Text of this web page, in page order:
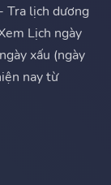
Tra lịch dương
Lịch ngày
xấu (ngày
nay từ